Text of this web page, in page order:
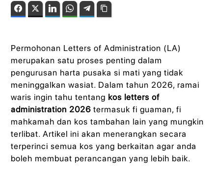
FacebookTwitter LinkedIn WhatsAppTelegram
Permohonan Letters of Administration (LA)
merupakan satu proses penting dalam
pengurusan harta pusaka si mati yang tidak
meninggalkan wasiat. Dalam tahun 2026, ramai
waris ingin tahu tentang kos letters of
administration 2026 termasuk fi guaman, fi
mahkamah dan kos tambahan lain yang mungkin
terlibat. Artikel ini akan menerangkan secara
terperinci semua kos yang berkaitan agar anda
boleh membuat perancangan yang lebih baik.